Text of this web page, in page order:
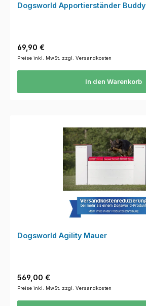
Dogsworld Apportierständer Buddy
Regulärer Preis:
69,90 €
Preise inkl. MwSt. zzgl. Versandkosten
In den Warenkorb
Dogsworld Agility Mauer
Regulärer Preis:
569,00 €
Preise inkl. MwSt. zzgl. Versandkosten